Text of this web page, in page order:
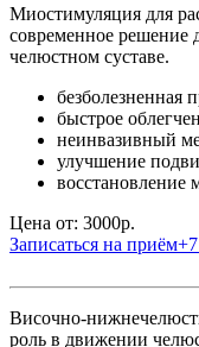
Миостимуляция для
современное решение
челюстном суставе.
безболезненная
быстрое
неинвазивный
улучшение
восстановление
Цена от: 3000р.
Записаться на приём
Височно-
роль в движении